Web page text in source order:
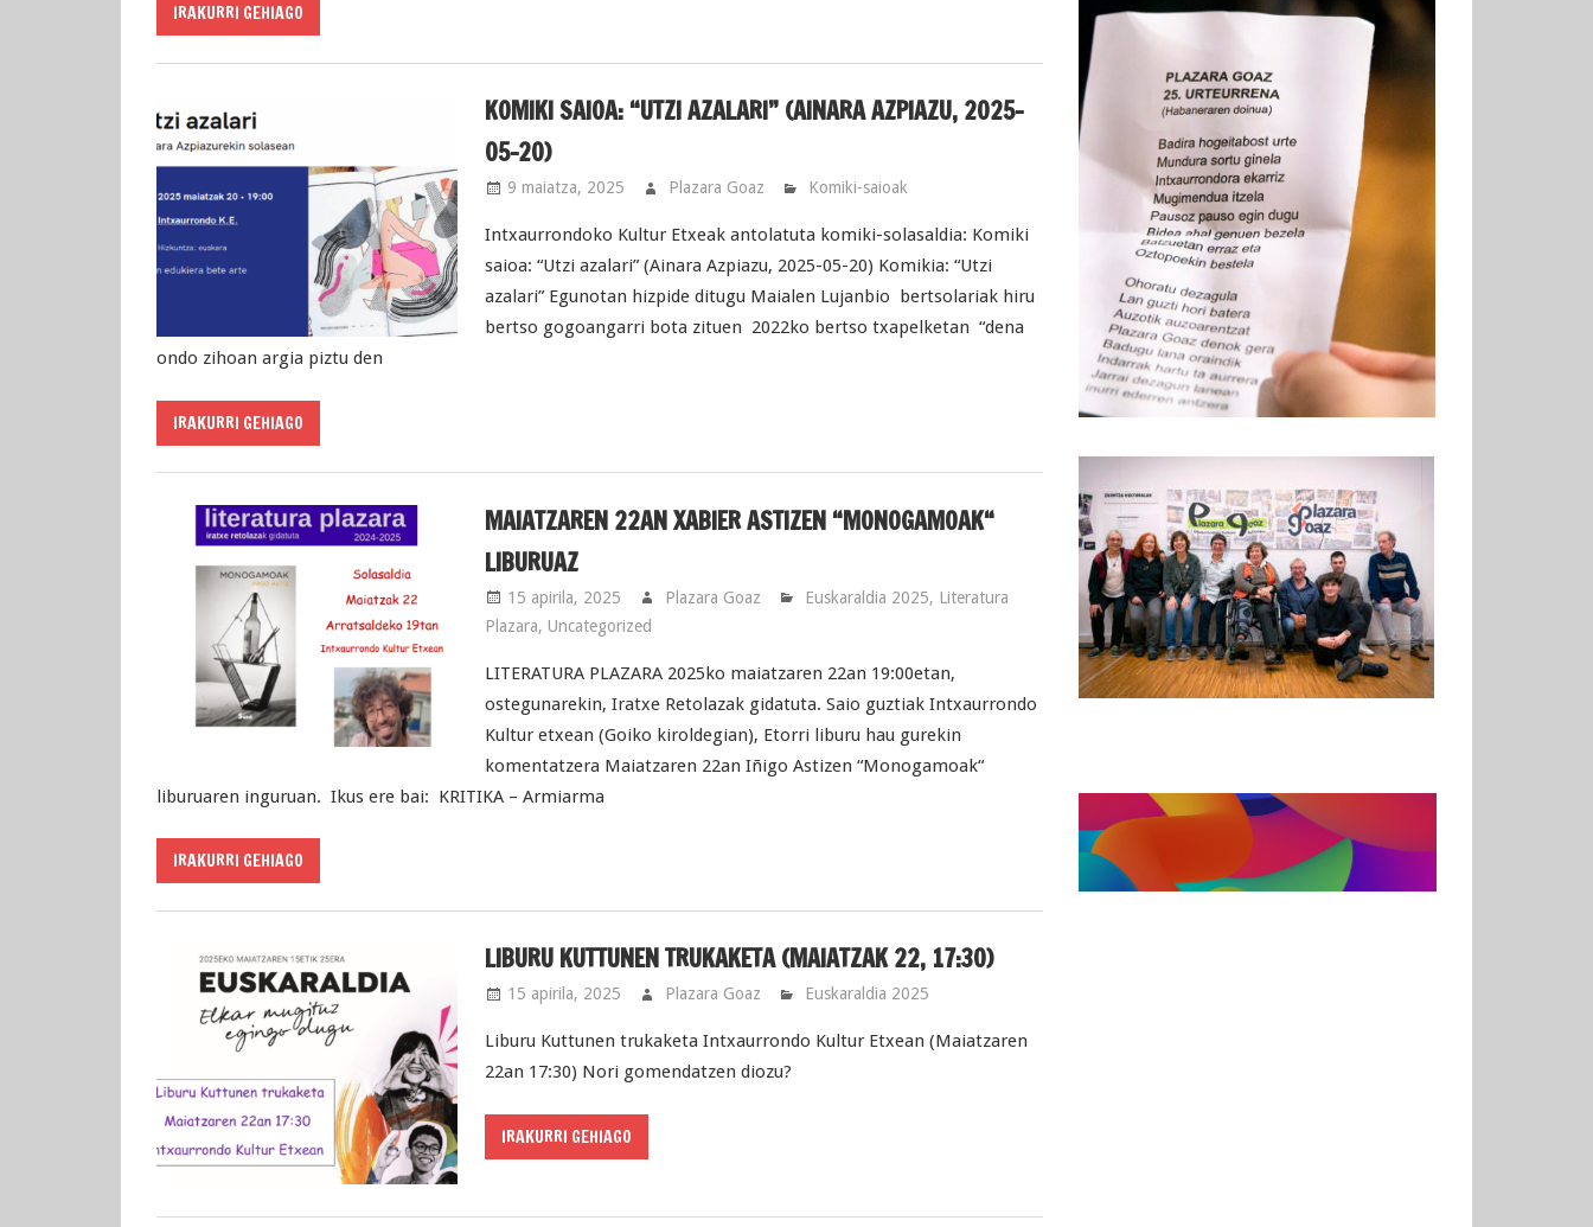
IRAKURRI GEHIAGO
KOMIKI SAIOA: “UTZI AZALARI” (AINARA AZPIAZU, 2025-
05-20)
9 maiatza, 2025 Plazara Goaz Komiki-saioak
Intxaurrondoko Kultur Etxeak antolatuta komiki-solasaldia: Komiki
saioa: “Utzi azalari” (Ainara Azpiazu, 2025-05-20) Komikia: “Utzi
azalari” Egunotan hizpide ditugu Maialen Lujanbio bertsolariak hiru
bertso gogoangarri bota zituen 2022ko bertso txapelketan “dena
ondo zihoan argia piztu den
IRAKURRI GEHIAGO
MAIATZAREN 22AN XABIER ASTIZEN “MONOGAMOAK“
LIBURUAZ
15 apirila, 2025 Plazara Goaz Euskaraldia 2025, Literatura
Plazara, Uncategorized
LITERATURA PLAZARA 2025ko maiatzaren 22an 19:00etan,
ostegunarekin, Iratxe Retolazak gidatuta. Saio guztiak Intxaurrondo
Kultur etxean (Goiko kiroldegian), Etorri liburu hau gurekin
komentatzera Maiatzaren 22an Iñigo Astizen “Monogamoak“
liburuaren inguruan. Ikus ere bai: KRITIKA – Armiarma
IRAKURRI GEHIAGO
LIBURU KUTTUNEN TRUKAKETA (MAIATZAK 22, 17:30)
15 apirila, 2025 Plazara Goaz Euskaraldia 2025
Liburu Kuttunen trukaketa Intxaurrondo Kultur Etxean (Maiatzaren
22an 17:30) Nori gomendatzen diozu?
IRAKURRI GEHIAGO